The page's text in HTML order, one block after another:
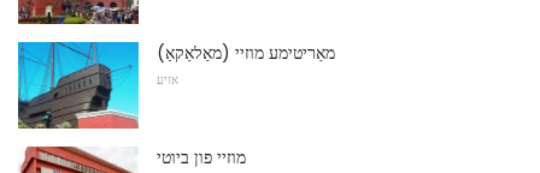
מאַריטימע מוזיי (מאַלאַקאַ)
אזיע
מוזיי פון ביוטי